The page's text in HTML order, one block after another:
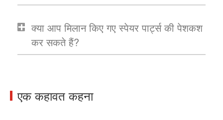
क्या आप मिलान किए गए स्पेयर पार्ट्स की पेशकश
कर सकते हैं?
एक कहावत कहना